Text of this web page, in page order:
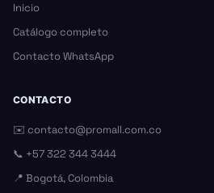
Inicio
Catálogo completo
Contacto WhatsApp
CONTACTO
✉️ contacto@promall.com.co
📞 +57 322 344 3444
📍 Bogotá, Colombia